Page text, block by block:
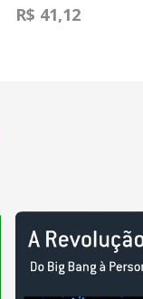
R$ 41,12